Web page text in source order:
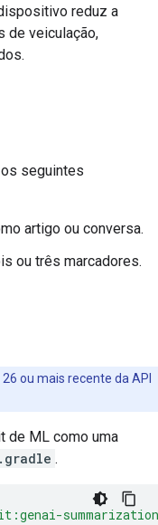
reduz a
de veiculação,
seguintes
artigo ou conversa.
ou três marcadores.
ou mais recente da API
de ML como uma
.